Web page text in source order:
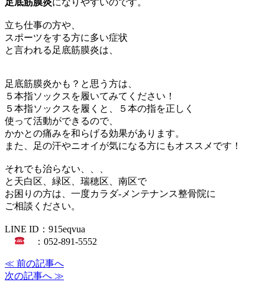
立ち仕事の方や、
スポーツをする方に多い症状
と言われる足底筋膜炎は、
足底筋膜炎かも？と思う方は、
５本指ソックスを履いてみてください！
５本指ソックスを履くと、５本の指を正しく
使って活動ができるので、
かかとの痛みを和らげる効果があります。
また、足の汗やニオイが気になる方にもオススメです！
それでも治らない、、、
と天白区、緑区、瑞穂区、南区で
お困りの方は、一度カラダ‐メンテナンス整骨院に
ご相談ください。
LINE ID：915eqvua
：052-891-5552
≪ 前の記事へ
次の記事へ ≫